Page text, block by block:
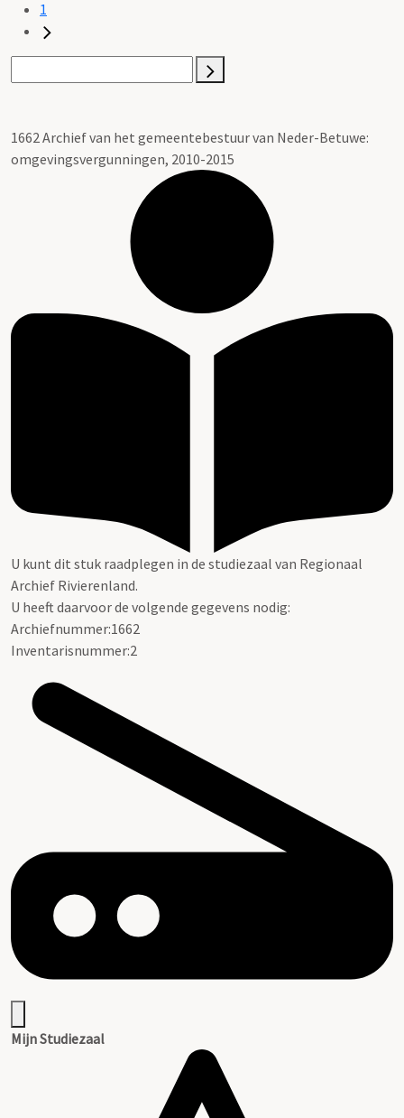
1
1662 Archief van het gemeentebestuur van Neder-Betuwe:
omgevingsvergunningen, 2010-2015
U kunt dit stuk raadplegen in de studiezaal van Regionaal
Archief Rivierenland.
U heeft daarvoor de volgende gegevens nodig:
Archiefnummer:1662
Inventarisnummer:2
Mijn Studiezaal